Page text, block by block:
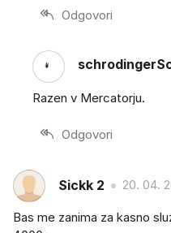
Odgovori
Razen v Mercatorju.
Odgovori
Sickk 2 20. 04.
Bas me zanima za kasno